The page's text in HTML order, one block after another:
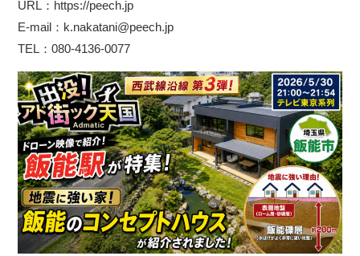
URL：https://peech.jp
E-mail：k.nakatani@peech.jp
TEL：080-4136-0077